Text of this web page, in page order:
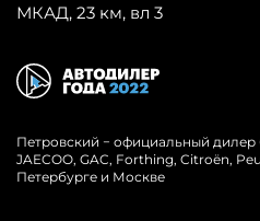
МКАД, 23 км, вл 3
Петровский − официальный дилер
JAECOO, GAC, Forthing, Citroёn,
Петербурге и Москве